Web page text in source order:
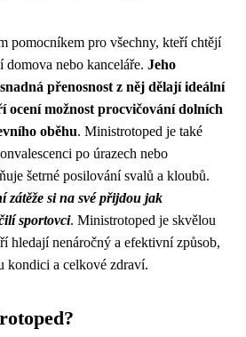
pomocníkem pro všechny, kteří chtějí
nebo kanceláře. Jeho
přenosnost z něj dělají ideální
ocení možnost procvičování dolních
oběhu. Ministrotoped je také
po úrazech nebo
šetrné posilování svalů a kloubů.
zátěže si na své přijdou jak
sportovci. Ministrotoped je skvělou
hledají nenáročný a efektivní způsob,
kondici a celkové zdraví.